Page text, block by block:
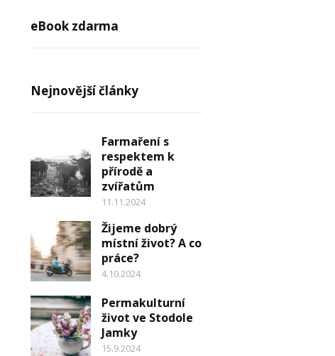
eBook zdarma
Nejnovější články
Farmaření s
respektem k
přírodě a
zvířatům
11.11.2024
Žijeme dobrý
místní život? A co
práce?
4.10.2024
Permakulturní
život ve Stodole
Jamky
15.9.2024